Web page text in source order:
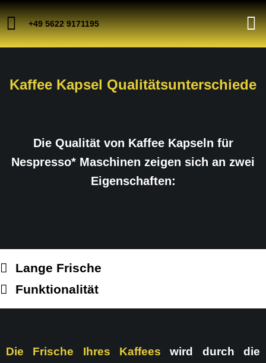
+49 5622 9171195
Kaffee Kapsel Qualitätsunterschiede
Die Qualität von Kaffee Kapseln für
Nespresso* Maschinen zeigen sich an zwei
Eigenschaften:
Lange Frische
Funktionalität
Die Frische Ihres Kaffees wird durch die